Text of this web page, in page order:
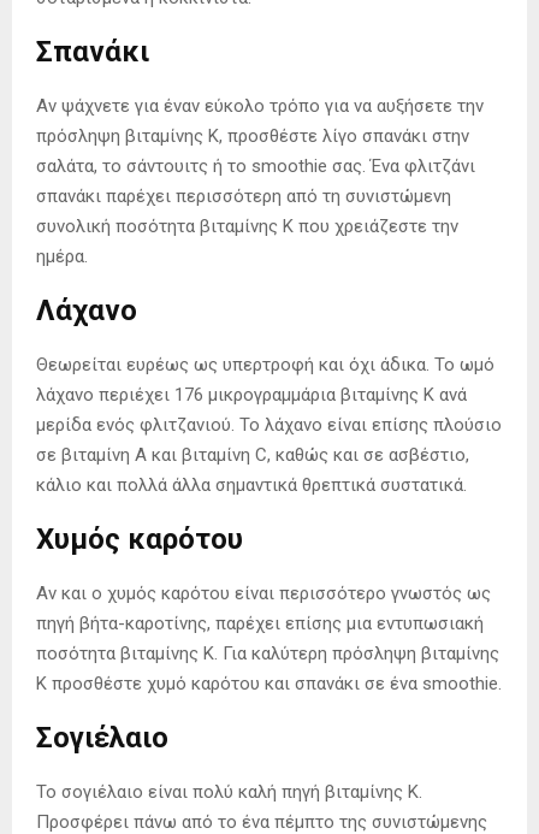
Σπανάκι
Αν ψάχνετε για έναν εύκολο τρόπο για να αυξήσετε την
πρόσληψη βιταμίνης Κ, προσθέστε λίγο σπανάκι στην
σαλάτα, το σάντουιτς ή το smoothie σας. Ένα φλιτζάνι
σπανάκι παρέχει περισσότερη από τη συνιστώμενη
συνολική ποσότητα βιταμίνης Κ που χρειάζεστε την
ημέρα.
Λάχανο
Θεωρείται ευρέως ως υπερτροφή και όχι άδικα. Το ωμό
λάχανο περιέχει 176 μικρογραμμάρια βιταμίνης Κ ανά
μερίδα ενός φλιτζανιού. Το λάχανο είναι επίσης πλούσιο
σε βιταμίνη Α και βιταμίνη C, καθώς και σε ασβέστιο,
κάλιο και πολλά άλλα σημαντικά θρεπτικά συστατικά.
Χυμός καρότου
Αν και ο χυμός καρότου είναι περισσότερο γνωστός ως
πηγή βήτα-καροτίνης, παρέχει επίσης μια εντυπωσιακή
ποσότητα βιταμίνης Κ. Για καλύτερη πρόσληψη βιταμίνης
Κ προσθέστε χυμό καρότου και σπανάκι σε ένα smoothie.
Σογιέλαιο
Το σογιέλαιο είναι πολύ καλή πηγή βιταμίνης Κ.
Προσφέρει πάνω από το ένα πέμπτο της συνιστώμενης